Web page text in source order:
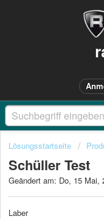
Lösungsstartseite
Schüller Test
Geändert am: Do, 15 Mai,
Laber